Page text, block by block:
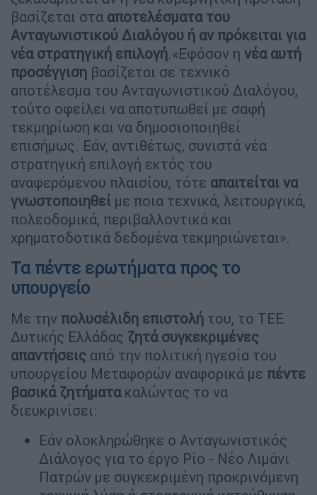
βασίζεται στα αποτελέσματα του
Ανταγωνιστικού Διαλόγου ή αν πρόκειται για
νέα στρατηγική επιλογή.«Εφόσον η νέα αυτή
προσέγγιση βασίζεται σε τεχνικό
αποτέλεσμα του Ανταγωνιστικού Διαλόγου,
τούτο οφείλει να αποτυπωθεί με σαφή
τεκμηρίωση και να δημοσιοποιηθεί
επισήμως. Εάν, αντιθέτως, συνιστά νέα
στρατηγική επιλογή εκτός του
αναφερόμενου πλαισίου, τότε απαιτείται να
γνωστοποιηθεί με ποια τεχνικά, λειτουργικά,
πολεοδομικά, περιβαλλοντικά και
χρηματοδοτικά δεδομένα τεκμηριώνεται».
Τα πέντε ερωτήματα προς το
υπουργείο
Με την πολυσέλιδη επιστολή του, το ΤΕΕ
Δυτικής Ελλάδας ζητά συγκεκριμένες
απαντήσεις από την πολιτική ηγεσία του
υπουργείου Μεταφορών αναφορικά με πέντε
βασικά ζητήματακαλώντας το να
διευκρινίσει:
Εάν ολοκληρώθηκε ο Ανταγωνιστικός
Διάλογος για το έργο Ρίο - Νέο Λιμάνι
Πατρών με συγκεκριμένη προκρινόμενη